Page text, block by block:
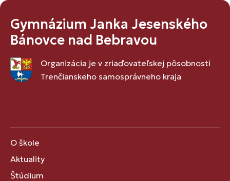
Gymnázium Janka Jesenského
Bánovce nad Bebravou
Organizácia je v zriaďovateľskej pôsobnosti
Trenčianskeho samosprávneho kraja
O škole
Aktuality
Štúdium